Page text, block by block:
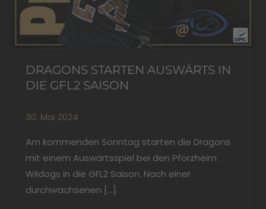
DRAGONS STARTEN AUSWÄRTS IN
DIE GFL2 SAISON
30. Mai 2024
Am kommenden Sonntag starten die Dragons
mit einem Auswärtsspiel bei den Pforzheim
Wildogs in die GFL2 Saison. Nach einer
durchwachsenen […]